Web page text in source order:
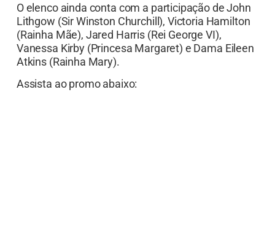
O elenco ainda conta com a participação de John
Lithgow (Sir Winston Churchill), Victoria Hamilton
(Rainha Mãe), Jared Harris (Rei George VI),
Vanessa Kirby (Princesa Margaret) e Dama Eileen
Atkins (Rainha Mary).
Assista ao promo abaixo: